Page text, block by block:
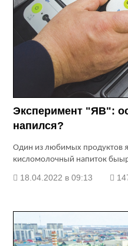
Эксперимент "ЯВ":
напился?
Один из любимых продуктов
кисломолочный напиток
18.04.2022 в 09:13